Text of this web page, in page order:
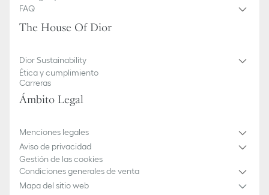
FAQ
The House Of Dior
Dior Sustainability
Ética y cumplimiento
Carreras
Ámbito Legal
Menciones legales
Aviso de privacidad
Gestión de las cookies
Condiciones generales de venta
Mapa del sitio web